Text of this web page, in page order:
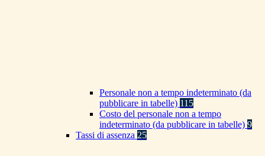
Personale non a tempo indeterminato (da
pubblicare in tabelle) 115
Costo del personale non a tempo
indeterminato (da pubblicare in tabelle) 9
Tassi di assenza 25